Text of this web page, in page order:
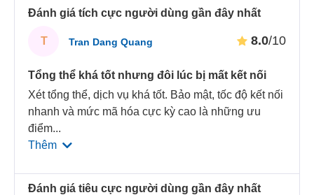
Đánh giá tích cực người dùng gần đây nhất
T Tran Dang Quang 8.0/10
Tổng thể khá tốt nhưng đôi lúc bị mất kết nối
Xét tổng thể, dịch vụ khá tốt. Bảo mật, tốc độ kết nối
nhanh và mức mã hóa cực kỳ cao là những ưu
điểm...
Thêm
Đánh giá tiêu cực người dùng gần đây nhất